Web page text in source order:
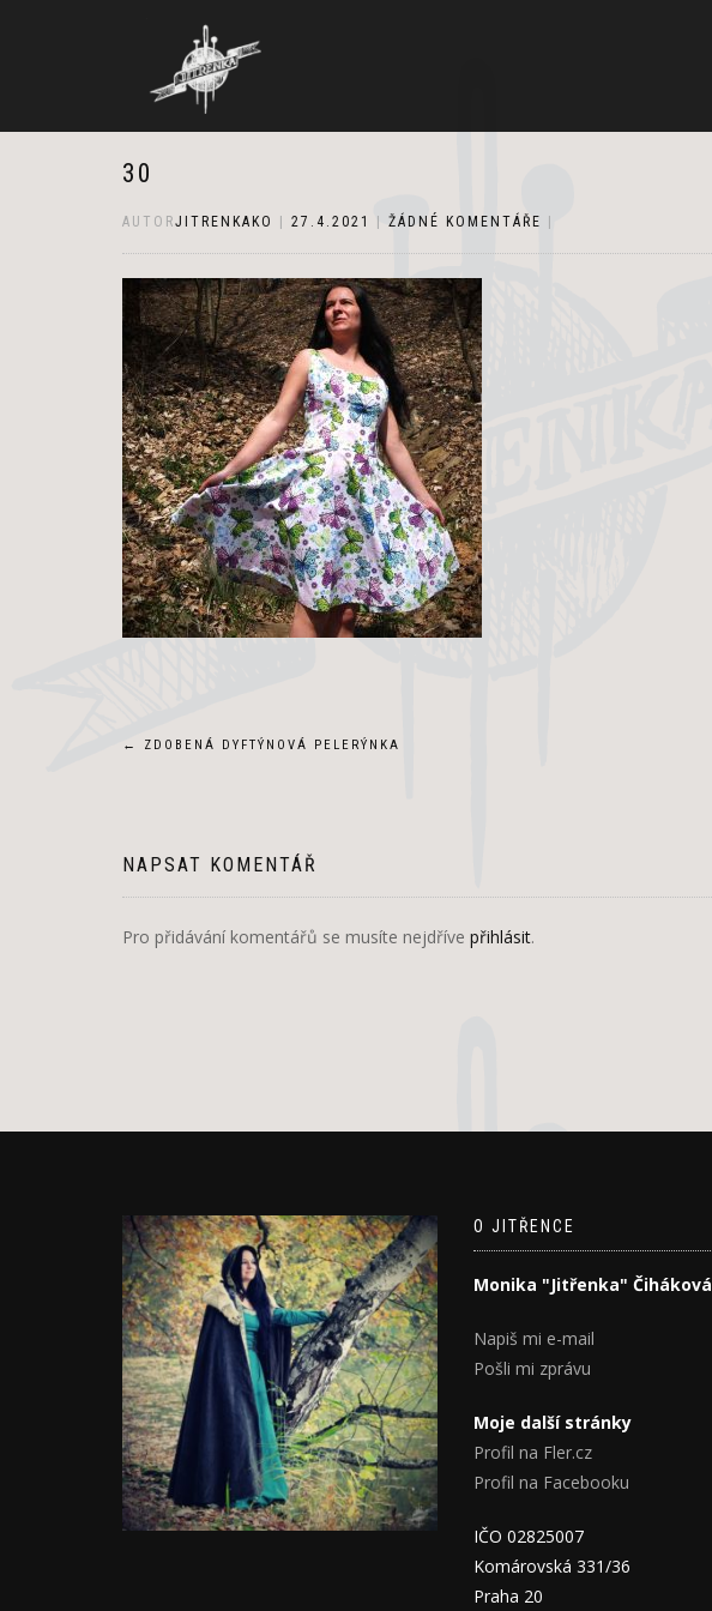
30
AUTORJITRENKAKO 27.4.2021 ŽÁDNÉ KOMENTÁŘE
Navigace
příspěvek
← ZDOBENÁ DYFTÝNOVÁ PELERÝNKA
NAPSAT KOMENTÁŘ
Pro přidávání komentářů se musíte nejdříve přihlásit.
O JITŘENCE
Monika "Jitřenka" Čiháková
Napiš mi e-mail
Pošli mi zprávu
Moje další stránky
Profil na Fler.cz
Profil na Facebooku
IČO 02825007
Komárovská 331/36
Praha 20